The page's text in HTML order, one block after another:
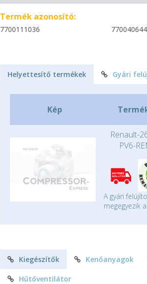
Termék azonosító:
7700111036
Helyettesítő termékek Gyári
Kép
Renault-
PV6-
A gyári
megegyezik
Kiegészítők Kenőanyagok
Hűtőventilátor